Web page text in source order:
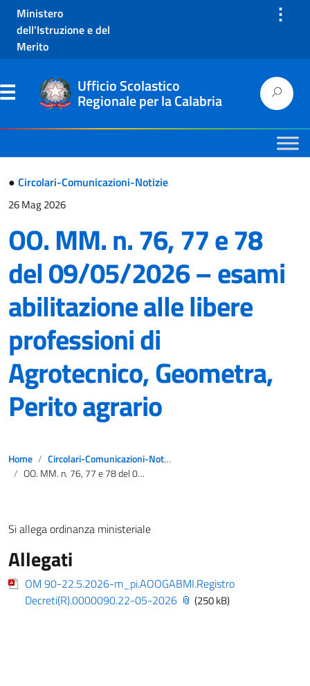
Ministero
dell'Istruzione e del
Merito
⋮
Ufficio Scolastico
Regionale per la Calabria
● Circolari-Comunicazioni-Notizie
26 Mag 2026
OO. MM. n. 76, 77 e 78
del 09/05/2026 – esami
abilitazione alle libere
professioni di
Agrotecnico, Geometra,
Perito agrario
Home
Circolari-Comunicazioni-Notizie
OO. MM. n. 76, 77 e 78 del 09/05/2026 – esami abilitazione alle libere professioni di Agrotecnico, Geometra, Perito agrario
Si allega ordinanza ministeriale
Allegati
OM 90-22.5.2026-m_pi.AOOGABMI.Registro
Decreti(R).0000090.22-05-2026
(250 kB)